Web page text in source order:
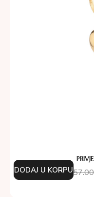
DODAJ U KORPU